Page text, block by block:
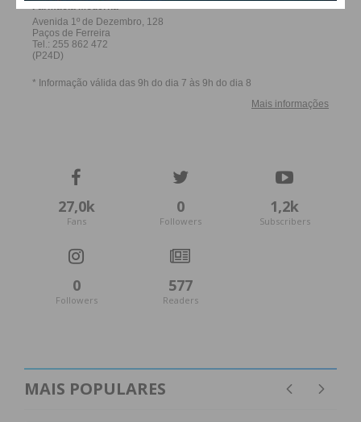
27,0k
Fans
0
Followers
1,2k
Subscribers
0
Followers
577
Readers
MAIS POPULARES